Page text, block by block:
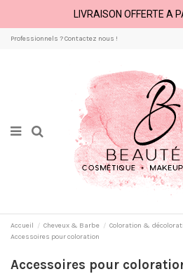
LIVRAISON OFFERTE A
Professionnels ? Contactez nous !
Accueil Cheveux & Barbe
Coloration &
Accessoires pour coloration
Accessoires pour